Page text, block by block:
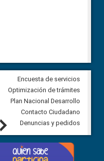
Veeduría Ciudadana para
construcción del asfaltado de
Ballenita del cantón Santa
7 agosto, 2026
Next
Encuesta de servicios
Optimización de trámites
Plan Nacional Desarrollo
Contacto Ciudadano
Denuncias y pedidos